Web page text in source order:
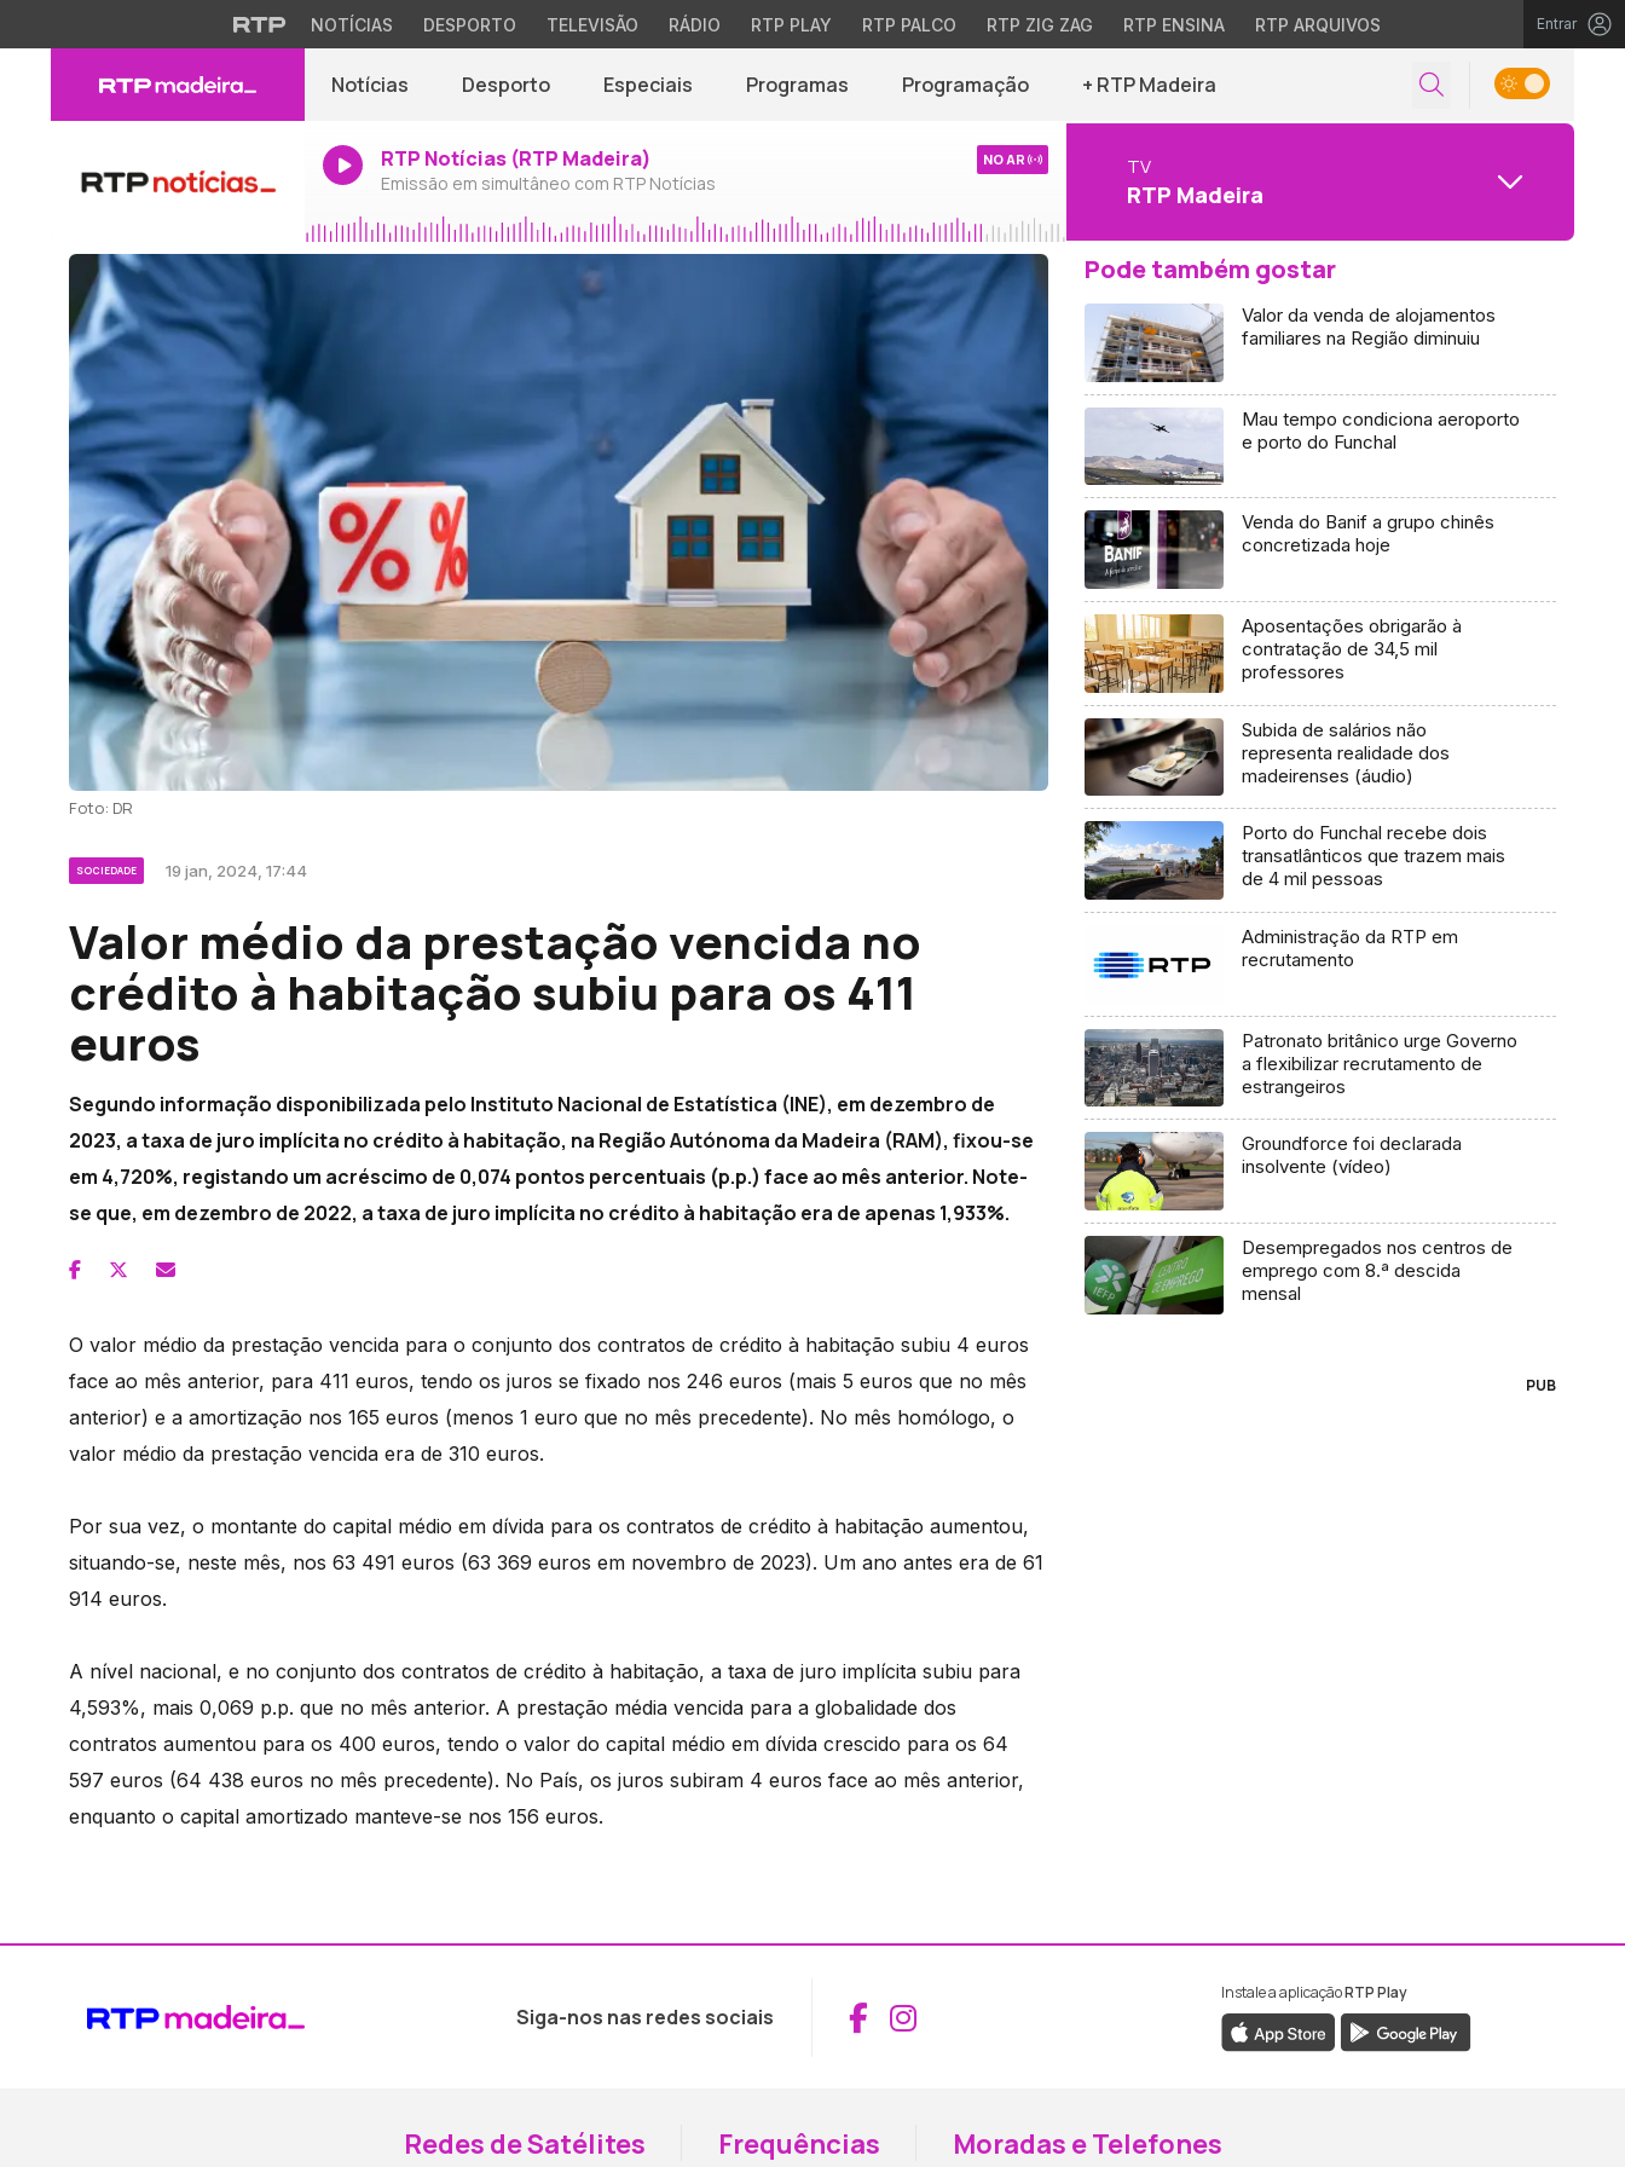
NOTÍCIAS DESPORTO TELEVISÃO RÁDIO RTP PLAY RTP PALCO RTP ZIG ZAG RTP ENSINA RTP ARQUIVOS Entrar
Notícias Desporto Especiais Programas Programação + RTP Madeira
RTP Notícias (RTP Madeira)
Emissão em simultâneo com RTP Notícias
NO AR TV
RTP Madeira
Foto: DR
SOCIEDADE 19 jan, 2024, 17:44
Valor médio da prestação vencida no
crédito à habitação subiu para os 411
euros
Segundo informação disponibilizada pelo Instituto Nacional de Estatística (INE), em dezembro de
2023, a taxa de juro implícita no crédito à habitação, na Região Autónoma da Madeira (RAM), fixou-se
em 4,720%, registando um acréscimo de 0,074 pontos percentuais (p.p.) face ao mês anterior. Note-
se que, em dezembro de 2022, a taxa de juro implícita no crédito à habitação era de apenas 1,933%.
O valor médio da prestação vencida para o conjunto dos contratos de crédito à habitação subiu 4 euros
face ao mês anterior, para 411 euros, tendo os juros se fixado nos 246 euros (mais 5 euros que no mês
anterior) e a amortização nos 165 euros (menos 1 euro que no mês precedente). No mês homólogo, o
valor médio da prestação vencida era de 310 euros.
Por sua vez, o montante do capital médio em dívida para os contratos de crédito à habitação aumentou,
situando-se, neste mês, nos 63 491 euros (63 369 euros em novembro de 2023). Um ano antes era de 61
914 euros.
A nível nacional, e no conjunto dos contratos de crédito à habitação, a taxa de juro implícita subiu para
4,593%, mais 0,069 p.p. que no mês anterior. A prestação média vencida para a globalidade dos
contratos aumentou para os 400 euros, tendo o valor do capital médio em dívida crescido para os 64
597 euros (64 438 euros no mês precedente). No País, os juros subiram 4 euros face ao mês anterior,
enquanto o capital amortizado manteve-se nos 156 euros.
Pode também gostar
Valor da venda de alojamentos
familiares na Região diminuiu
Mau tempo condiciona aeroporto
e porto do Funchal
Venda do Banif a grupo chinês
concretizada hoje
Aposentações obrigarão à
contratação de 34,5 mil
professores
Subida de salários não
representa realidade dos
madeirenses (áudio)
Porto do Funchal recebe dois
transatlânticos que trazem mais
de 4 mil pessoas
Administração da RTP em
recrutamento
Patronato britânico urge Governo
a flexibilizar recrutamento de
estrangeiros
Groundforce foi declarada
insolvente (vídeo)
Desempregados nos centros de
emprego com 8.ª descida
mensal
PUB
Siga-nos nas redes sociais Aceder ao Facebook da RTP Madeira
Aceder ao Instagram da RTP Madeira
Instale a aplicaçãoRTP Play
Redes de Satélites Frequências Moradas e Telefones